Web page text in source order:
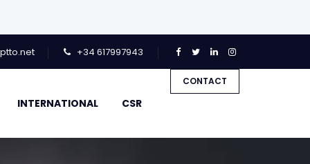
+34 617997943
CONTACT
INTERNATIONAL CSR